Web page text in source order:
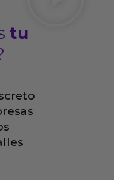
tu